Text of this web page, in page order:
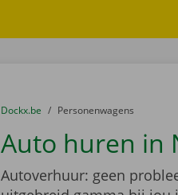
U bevindt zich hier:
van
Dockx.be naar
Personenwagens
Auto huren in
Autoverhuur: geen